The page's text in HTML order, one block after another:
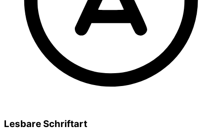
Lesbare Schriftart